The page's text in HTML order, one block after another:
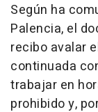
Según ha
Palencia, el
recibo avalar
continuada
trabajar en
prohibido y,